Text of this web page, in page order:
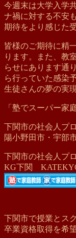
今週末は大学入学
ナ禍に対する不安
期待をより感じた
皆様のご期待に精
ります。また、教
らせにあります通
ら行っていた感染
生徒さんの夢の実
「塾でスーパー家
下関市の社会人プ
陽小野田市・宇部
下関市の社会人プ
KG下関
下関市で授業とス
卒業資格取得を希